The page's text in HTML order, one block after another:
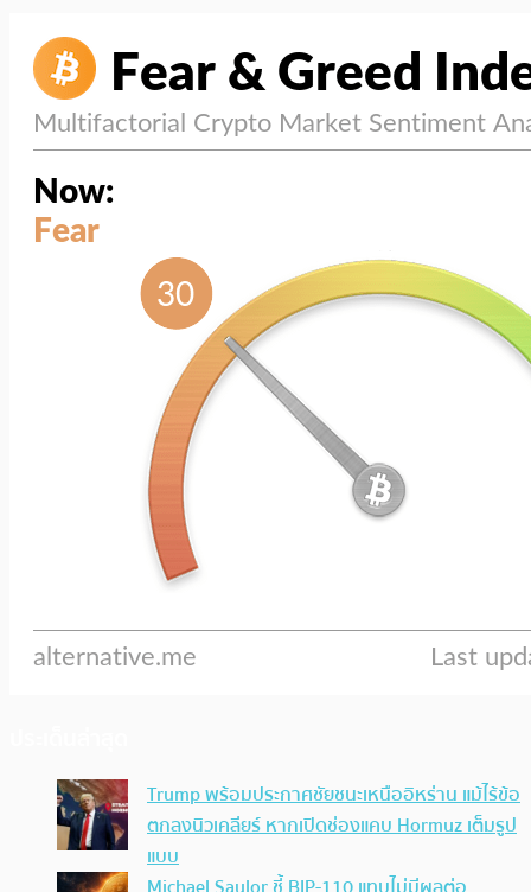
Trump พร้อมประกาศชัยชนะเหนืออิหร่าน แม้ไร้ข้อ
ตกลงนิวเคลียร์ หากเปิดช่องแคบ Hormuz เต็มรูป
แบบ